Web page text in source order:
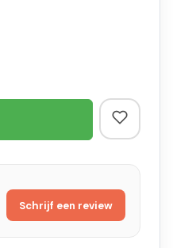
Schrijf een review